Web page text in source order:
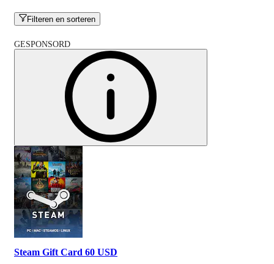
Filteren en sorteren
GESPONSORD
Steam Gift Card 60 USD